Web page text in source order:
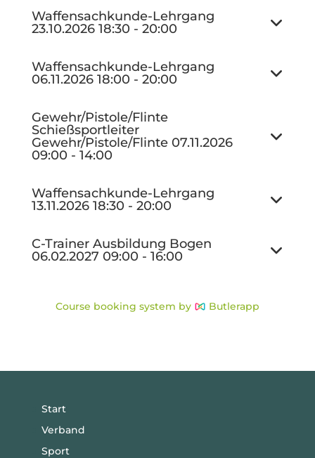
Waffensachkunde-Lehrgang
23.10.2026 18:30- 20:00
Waffensachkunde-Lehrgang
06.11.2026 18:00- 20:00
Gewehr/Pistole/Flinte
Schießsportleiter
Gewehr/Pistole/Flinte 07.11.2026
09:00- 14:00
Waffensachkunde-Lehrgang
13.11.2026 18:30- 20:00
C-Trainer Ausbildung Bogen
06.02.2027 09:00- 16:00
Course booking system by Butlerapp
Start
Verband
Sport